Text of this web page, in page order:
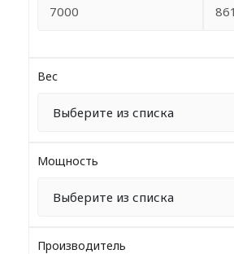
Вес
Мощность
Производитель